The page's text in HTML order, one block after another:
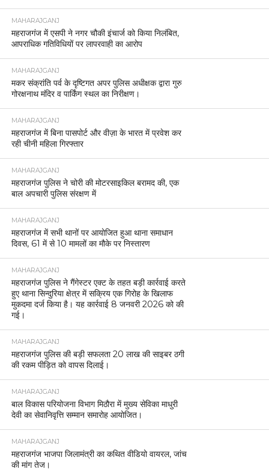
MAHARAJGANJ
महराजगंज में एसपी ने नगर चौकी इंचार्ज को किया निलंबित,
आपराधिक गतिविधियों पर लापरवाही का आरोप
MAHARAJGANJ
मकर संक्रांति पर्व के दृष्टिगत अपर पुलिस अधीक्षक द्वारा गुरु
गोरक्षनाथ मंदिर व पार्किंग स्थल का निरीक्षण।
MAHARAJGANJ
महराजगंज में बिना पासपोर्ट और वीज़ा के भारत में प्रवेश कर
रही चीनी महिला गिरफ्तार
MAHARAJGANJ
महराजगंज पुलिस ने चोरी की मोटरसाइकिल बरामद की, एक
बाल अपचारी पुलिस संरक्षण में
MAHARAJGANJ
महराजगंज में सभी थानों पर आयोजित हुआ थाना समाधान
दिवस, 61 में से 10 मामलों का मौके पर निस्तारण
MAHARAJGANJ
महराजगंज पुलिस ने गैंगेस्टर एक्ट के तहत बड़ी कार्रवाई करते
हुए थाना सिन्दुरिया क्षेत्र में सक्रिय एक गिरोह के खिलाफ
मुकदमा दर्ज किया है। यह कार्रवाई 8 जनवरी 2026 को की
गई।
MAHARAJGANJ
महराजगंज पुलिस की बड़ी सफलता 20 लाख की साइबर ठगी
की रकम पीड़ित को वापस दिलाई।
MAHARAJGANJ
बाल विकास परियोजना विभाग मिठौरा में मुख्य सेविका माधुरी
देवी का सेवानिवृत्ति सम्मान समारोह आयोजित।
MAHARAJGANJ
महराजगंज भाजपा जिलामंत्री का कथित वीडियो वायरल, जांच
की मांग तेज।